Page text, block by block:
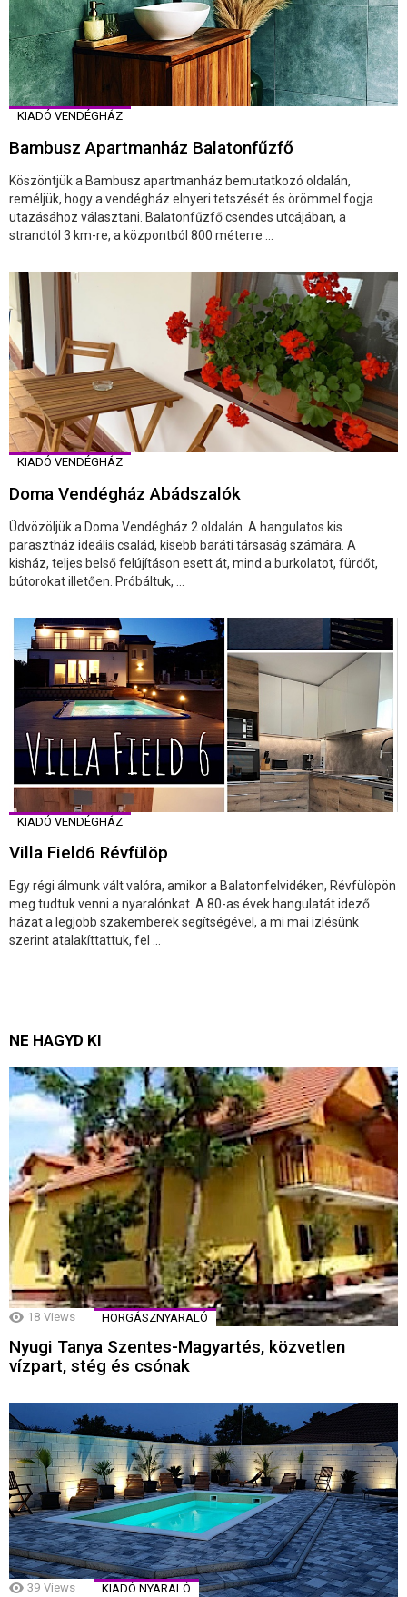
KIADÓ VENDÉGHÁZ
Bambusz Apartmanház Balatonfűzfő
Köszöntjük a Bambusz apartmanház bemutatkozó oldalán,
reméljük, hogy a vendégház elnyeri tetszését és örömmel fogja
utazásához választani. Balatonfűzfő csendes utcájában, a
strandtól 3 km-re, a központból 800 méterre ...
KIADÓ VENDÉGHÁZ
Doma Vendégház Abádszalók
Üdvözöljük a Doma Vendégház 2 oldalán. A hangulatos kis
parasztház ideális család, kisebb baráti társaság számára. A
kisház, teljes belső felújításon esett át, mind a burkolatot, fürdőt,
bútorokat illetően. Próbáltuk, ...
KIADÓ VENDÉGHÁZ
Villa Field6 Révfülöp
Egy régi álmunk vált valóra, amikor a Balatonfelvidéken, Révfülöpön
meg tudtuk venni a nyaralónkat. A 80-as évek hangulatát idező
házat a legjobb szakemberek segítségével, a mi mai izlésünk
szerint atalakíttattuk, fel ...
NE HAGYD KI
18 Views HORGÁSZNYARALÓ
Nyugi Tanya Szentes-Magyartés, közvetlen
vízpart, stég és csónak
39 Views KIADÓ NYARALÓ